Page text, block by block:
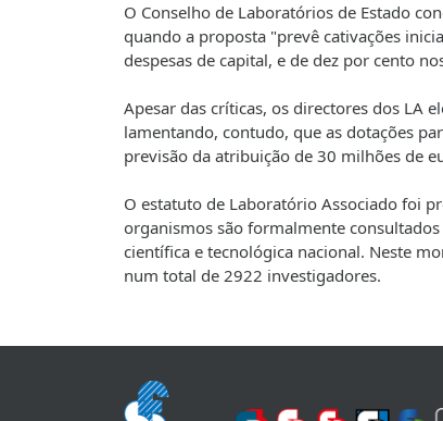
O Conselho de Laboratórios de Estado
quando a proposta "prevê cativações
despesas de capital, e de dez por cento
Apesar das críticas, os directores dos LA
lamentando, contudo, que as dotações
previsão da atribuição de 30 milhões de
O estatuto de Laboratório Associado foi
organismos são formalmente
científica e tecnológica nacional. Neste
num total de 2922 investigadores.